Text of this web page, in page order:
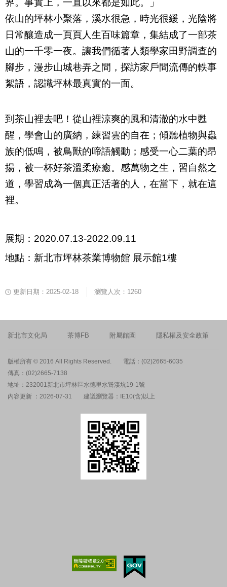
界。事實上，一直以來都是如此。」
依山的坪林小聚落，溪水很急，時光很緩，光陰將
日常釀造成一頁頁人生百味篇章，集結成了一部茶
山的一千零一夜。讓我們循著人類學家田野調查的
腳步，漫步山城巷弄之間，探訪家戶間流傳的軼事
絮語，認識坪林最真實的一面。
到茶山裡去吧！從山裡涼爽的風和清澈的水中甦
醒，學會山的廣納，練習雲的自在；傾聽植物與蟲
族的低鳴，被鳥獸的啼語觸動；感受一心二葉的昂
揚，被一杯好茶溫柔療癒。感萬物之生，習自然之
道，學習成為一個真正活著的人，在當下，就在這
裡。
展期：2020.07.13-2022.09.11
地點：新北市坪林茶業博物館 展示館1樓
更新日期：2025-02-18 瀏覽人次：1260
新北市文化局 茶博FB 附屬館園 隱私權及安全政策
版權所有 © 2016 All Rights Reserved.
電話：(02)2665-6035
傳真：(02)2665-7138
地址：232001新北市坪林區水德里水聳淒坑19-1號
內容更新 ：2026-07-31
建議瀏覽器：IE10(含)以上